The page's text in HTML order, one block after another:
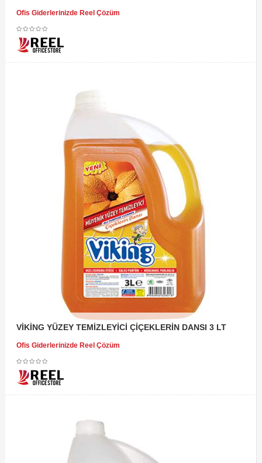
Ofis Giderlerinizde Reel Çözüm
VİKİNG YÜZEY TEMİZLEYİCİ ÇİÇEKLERİN DANSI 3 LT
Ofis Giderlerinizde Reel Çözüm